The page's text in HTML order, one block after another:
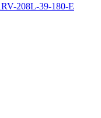
208L-39-180-E